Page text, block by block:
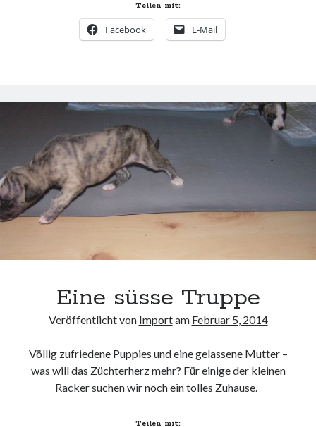
Burschen
Teilen mit:
Facebook E-Mail
Eine süsse Truppe
Veröffentlicht von Importam Februar 5, 2014
Völlig zufriedene Puppies und eine gelassene Mutter –
was will das Züchterherz mehr? Für einige der kleinen
Racker suchen wir noch ein tolles Zuhause.
Teilen mit: